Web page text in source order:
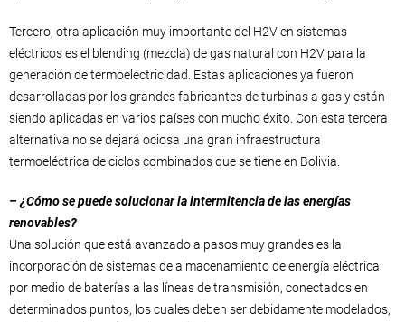
Tercero, otra aplicación muy importante del H2V en sistemas
eléctricos es el blending (mezcla) de gas natural con H2V para la
generación de termoelectricidad. Estas aplicaciones ya fueron
desarrolladas por los grandes fabricantes de turbinas a gas y están
siendo aplicadas en varios países con mucho éxito. Con esta tercera
alternativa no se dejará ociosa una gran infraestructura
termoeléctrica de ciclos combinados que se tiene en Bolivia.
– ¿Cómo se puede solucionar la intermitencia de las energías
renovables?
Una solución que está avanzado a pasos muy grandes es la
incorporación de sistemas de almacenamiento de energía eléctrica
por medio de baterías a las líneas de transmisión, conectados en
determinados puntos, los cuales deben ser debidamente modelados,